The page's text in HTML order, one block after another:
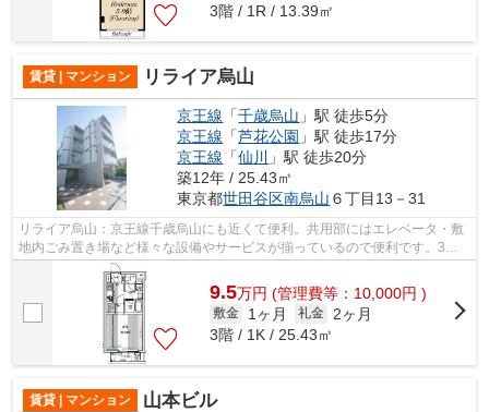
3階 / 1R / 13.39㎡
賃貸 | マンション リライア烏山
京王線 「千歳烏山 」駅 徒歩5分
京王線 「芦花公園 」駅 徒歩17分
京王線 「仙川
」駅 徒歩20分
築12年 / 25.43㎡
東京都世田谷区南烏山 ６丁目13－31
リライア烏山：京王線千歳烏山にも近くて便利。共用部にはエレベータ・敷
地内ごみ置き場など様々な設備やサービスが揃っているので便利です。3駅
以上利用可能なので移動範囲が広がる物...
9.5万円 (管理費等：10,000円 )
敷金 1ヶ月 礼金
2ヶ月
3階 / 1K / 25.43㎡
賃貸 | マンション 山本ビル